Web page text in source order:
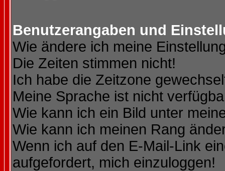
Benutzerangaben und
Wie ändere ich meine
Die Zeiten stimmen nicht!
Ich habe die Zeitzone
Meine Sprache ist nicht
Wie kann ich ein Bild unter
Wie kann ich meinen Rang
Wenn ich auf den E-Mail-Link
aufgefordert, mich einzuloggen!